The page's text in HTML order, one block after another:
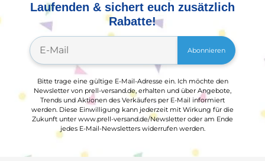
Laufenden & sichert euch zusätzlich
Rabatte!
Abonnieren
Bitte trage eine gültige E-Mail-Adresse ein. Ich möchte den
Newsletter von prell-versand.de, erhalten und über Angebote,
Trends und Aktionen des Verkäufers per E-Mail informiert
werden. Diese Einwilligung kann jederzeit mit Wirkung für die
Zukunft unter www.prell-versand.de/Newsletter oder am Ende
jedes E-Mail-Newsletters widerrufen werden.